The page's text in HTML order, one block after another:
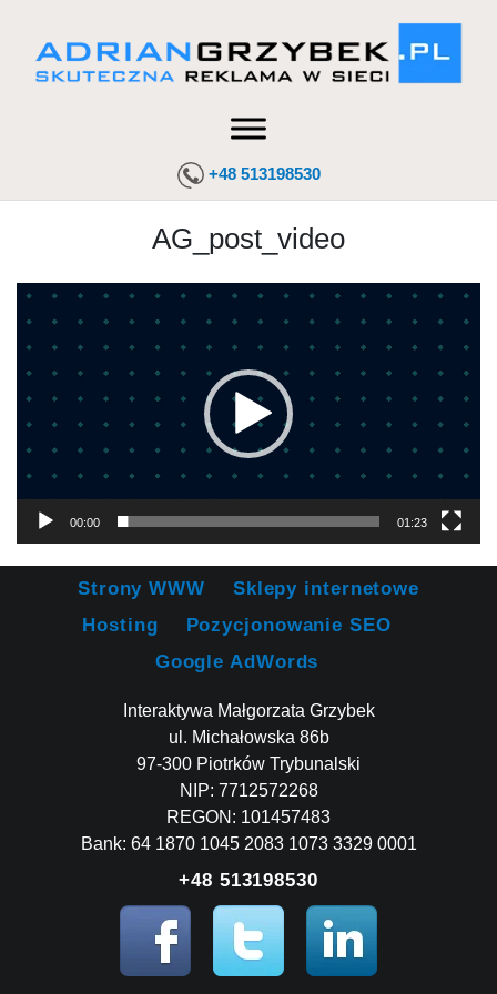
+48 513198530
AG_post_video
Odtwarzacz
video
00:00 01:23
Strony WWW
Sklepy internetowe
Hosting
Pozycjonowanie SEO
Google AdWords
Interaktywa Małgorzata Grzybek
ul. Michałowska 86b
97-300 Piotrków Trybunalski
NIP: 7712572268
REGON: 101457483
Bank: 64 1870 1045 2083 1073 3329 0001
+48 513198530